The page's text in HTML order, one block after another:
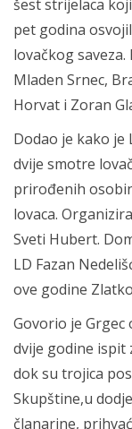
šest strijelaca
pet godina
lovačkog
Mladen Srnec,
Horvat i Zoran
Dodao je kako je
dvije smotre
prirođenih
lovaca.
Sveti Hubert.
LD Fazan
ove godine
Govorio je Grgec
dvije godine ispit
dok su trojica
Skupštine,u
članarine,